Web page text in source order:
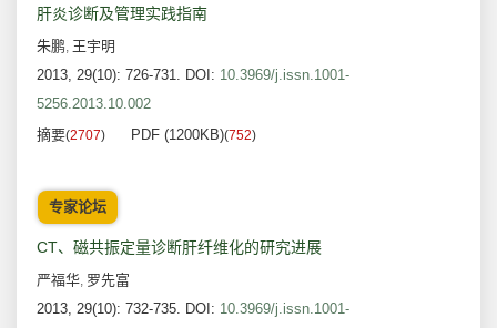
肝炎诊断及管理实践指南
朱鹏, 王宇明
2013, 29(10): 726-731. DOI: 10.3969/j.issn.1001-
5256.2013.10.002
摘要(2707) PDF (1200KB)(752)
专家论坛
CT、磁共振定量诊断肝纤维化的研究进展
严福华, 罗先富
2013, 29(10): 732-735. DOI: 10.3969/j.issn.1001-